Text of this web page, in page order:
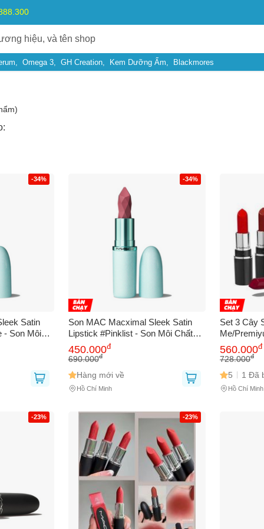
Omega 3 GH Creation Kem Dưỡng Ẩm Blackmores
-34%
Satin
- Son Môi
Mịn -
Tín Đồ
-34%
Son MAC Macximal Sleek Satin
Lipstick #Pinklist - Son Môi Chất
Satin Mượt Mà, Bám Màu Lâu, Phù
Hợp Mọi Lứa Tuổi
450.000đ
690.000đ
Hàng mới về
Hồ Chí Minh
Set 3 Cây
Me/
Son Đẹp
Trang Điểm
560.000đ
728.000đ
5 1 Đã
Hồ Chí Minh
-23% -23%
Bạn gặp vấn đề về Mua hàng?
Hãy báo lỗi cho chúng tôi. Hoặc gọi cho chúng tôi qua số